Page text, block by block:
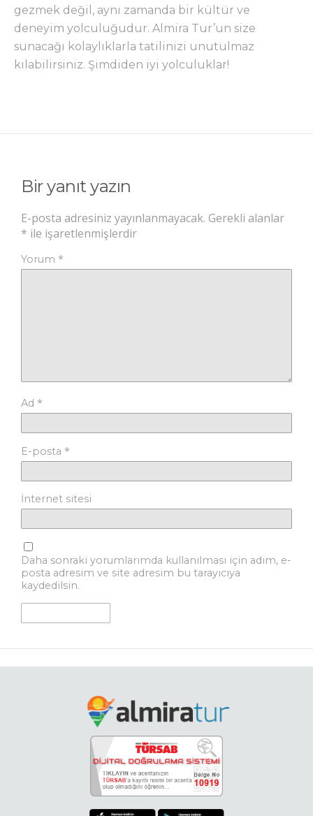
gezmek değil, aynı zamanda bir kültür ve
deneyim yolculuğudur. Almira Tur’un size
sunacağı kolaylıklarla tatilinizi unutulmaz
kılabilirsiniz. Şimdiden iyi yolculuklar!
Bir yanıt yazın
E-posta adresiniz yayınlanmayacak. Gerekli alanlar
* ile işaretlenmişlerdir
Yorum *
Ad *
E-posta *
İnternet sitesi
Daha sonraki yorumlarımda kullanılması için adım, e-
posta adresim ve site adresim bu tarayıcıya
kaydedilsin.